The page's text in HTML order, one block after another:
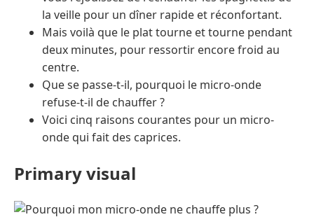
la veille pour un dîner rapide et réconfortant.
Mais voilà que le plat tourne et tourne pendant
deux minutes, pour ressortir encore froid au
centre.
Que se passe-t-il, pourquoi le micro-onde
refuse-t-il de chauffer ?
Voici cinq raisons courantes pour un micro-
onde qui fait des caprices.
Primary visual